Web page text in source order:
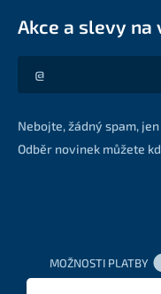
Akce a slevy
Akce a slevy na váš e-
Nebojte, žádný spam,
Odběr novinek můžete
MOŽNOSTI PLATBY